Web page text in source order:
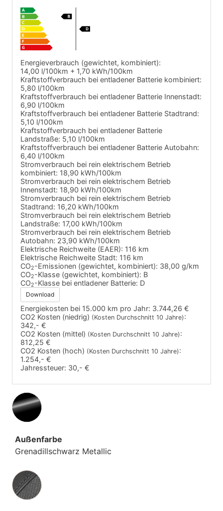
Energieverbrauch (gewichtet, kombiniert):
14,00 l/100km + 1,70 kWh/100km
Kraftstoffverbrauch bei entladener Batterie kombiniert:
5,80 l/100km
Kraftstoffverbrauch bei entladener Batterie Innenstadt:
6,90 l/100km
Kraftstoffverbrauch bei entladener Batterie Stadtrand:
5,10 l/100km
Kraftstoffverbrauch bei entladener Batterie
Landstraße: 5,10 l/100km
Kraftstoffverbrauch bei entladener Batterie Autobahn:
6,40 l/100km
Stromverbrauch bei rein elektrischem Betrieb
kombiniert: 18,90 kWh/100km
Stromverbrauch bei rein elektrischem Betrieb
Innenstadt: 18,90 kWh/100km
Stromverbrauch bei rein elektrischem Betrieb
Stadtrand: 16,20 kWh/100km
Stromverbrauch bei rein elektrischem Betrieb
Landstraße: 17,00 kWh/100km
Stromverbrauch bei rein elektrischem Betrieb
Autobahn: 23,90 kWh/100km
Elektrische Reichweite (EAER): 116 km
Elektrische Reichweite Stadt: 116 km
CO2-Emissionen (gewichtet, kombiniert): 38,00 g/km
CO2-Klasse (gewichtet, kombiniert): B
CO2-Klasse bei entladener Batterie: D
Download
Energiekosten bei 15.000 km pro Jahr: 3.744,26 €
CO2 Kosten (niedrig) (Kosten Durchschnitt 10 Jahre):
342,- €
CO2 Kosten (mittel) (Kosten Durchschnitt 10 Jahre):
812,25 €
CO2 Kosten (hoch) (Kosten Durchschnitt 10 Jahre):
1.254,- €
Jahressteuer: 30,- €
Außenfarbe
Grenadillschwarz Metallic
Innenausstattung